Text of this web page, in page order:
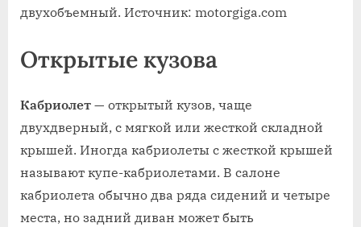
двухобъемный. Источник: motorgiga.com
Открытые кузова
Кабриолет — открытый кузов, чаще
двухдверный, с мягкой или жесткой складной
крышей. Иногда кабриолеты с жесткой крышей
называют купе-кабриолетами. В салоне
кабриолета обычно два ряда сидений и четыре
места, но задний диван может быть